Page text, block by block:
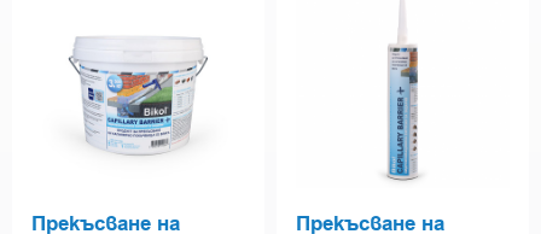
Прекъсване на
Прекъсване на